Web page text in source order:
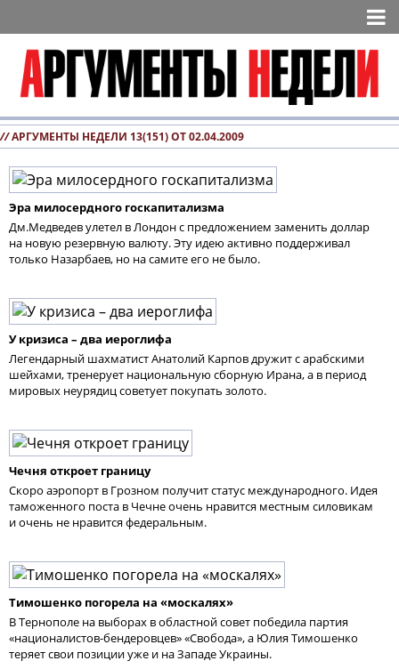
//АРГУМЕНТЫ НЕДЕЛИ 13(151) ОТ 02.04.2009
Эра милосердного госкапитализма
Дм.Медведев улетел в Лондон с предложением заменить доллар
на новую резервную валюту. Эту идею активно поддерживал
только Назарбаев, но на самите его не было.
У кризиса – два иероглифа
Легендарный шахматист Анатолий Карпов дружит с арабскими
шейхами, тренерует национальную сборную Ирана, а в период
мировых неурядиц советует покупать золото.
Чечня откроет границу
Скоро аэропорт в Грозном получит статус международного. Идея
таможенного поста в Чечне очень нравится местным силовикам
и очень не нравится федеральным.
Тимошенко погорела на «москалях»
В Тернополе на выборах в областной совет победила партия
«националистов-бендеровцев» «Свобода», а Юлия Тимошенко
теряет свои позиции уже и на Западе Украины.